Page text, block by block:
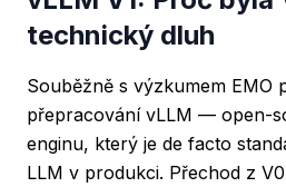
technický dluh
Souběžně s výzkumem EMO
přepracování vLLM — open-
enginu, který je de facto
LLM v produkci. Přechod z